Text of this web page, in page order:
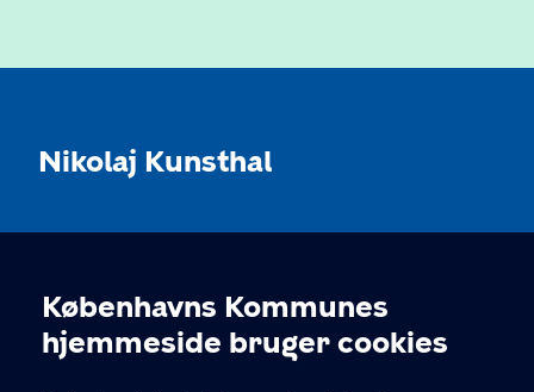
Cookieindstillinger
Københavns Kommunes
hjemmeside bruger cookies
Nikolaj Kunsthal
Nikolaj Plads 10, 1067 København
nikolajkunsthal@kff.kk.dk